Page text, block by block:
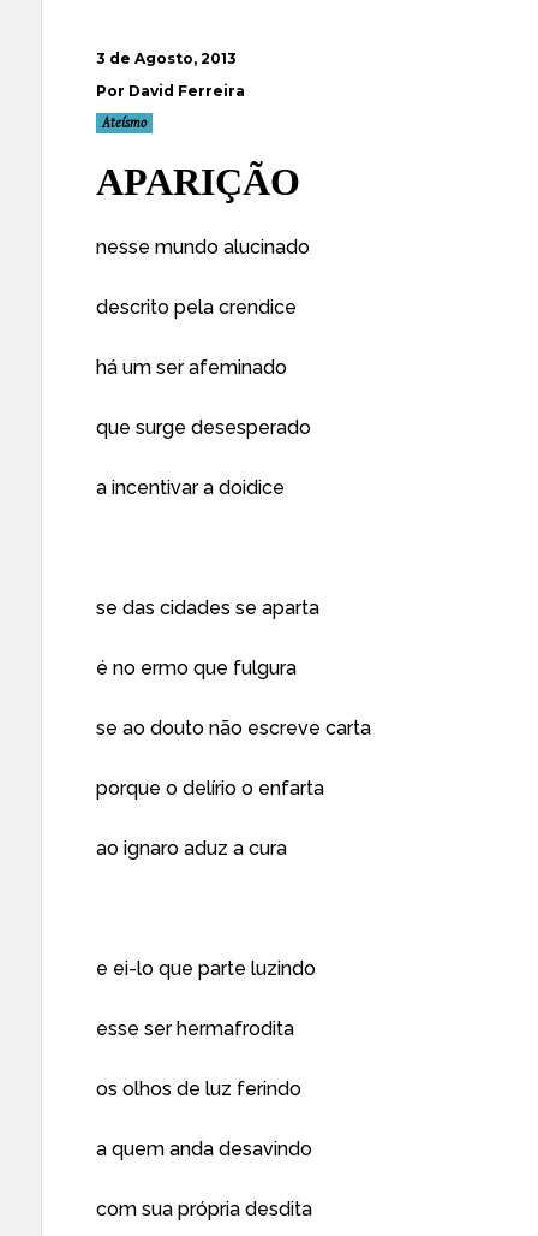
3 de Agosto, 2013
Por David Ferreira
Ateísmo
APARIÇÃO
nesse mundo alucinado
descrito pela crendice
há um ser afeminado
que surge desesperado
a incentivar a doidice
se das cidades se aparta
é no ermo que fulgura
se ao douto não escreve carta
porque o delírio o enfarta
ao ignaro aduz a cura
e ei-lo que parte luzindo
esse ser hermafrodita
os olhos de luz ferindo
a quem anda desavindo
com sua própria desdita